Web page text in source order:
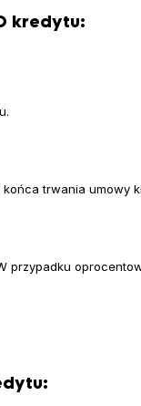
kredytu:
trwania umowy